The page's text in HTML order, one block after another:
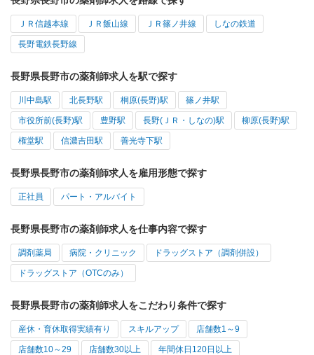
ＪＲ信越本線 ＪＲ飯山線 ＪＲ篠ノ井線 しなの鉄道
長野電鉄長野線
長野県長野市の薬剤師求人を駅で探す
川中島駅 北長野駅 桐原(長野)駅 篠ノ井駅
市役所前(長野)駅 豊野駅 長野(ＪＲ・しなの)駅 柳原(長野)駅
権堂駅 信濃吉田駅 善光寺下駅
長野県長野市の薬剤師求人を雇用形態で探す
正社員 パート・アルバイト
長野県長野市の薬剤師求人を仕事内容で探す
調剤薬局 病院・クリニック ドラッグストア（調剤併設）
ドラッグストア（OTCのみ）
長野県長野市の薬剤師求人をこだわり条件で探す
産休・育休取得実績有り スキルアップ 店舗数1～9
店舗数10～29 店舗数30以上 年間休日120日以上